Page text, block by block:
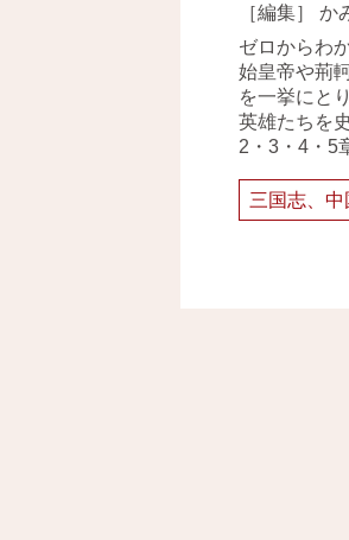
［編集］
ゼロからわ
始皇帝や荊
を一挙にと
英雄たちを
2・3・4・5
三国志、中